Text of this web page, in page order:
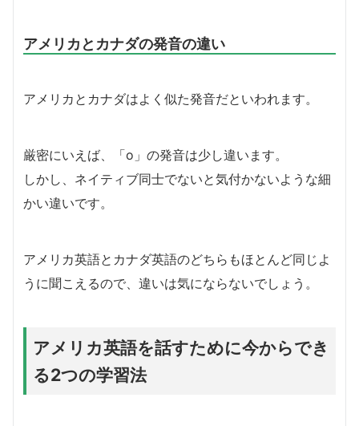
アメリカとカナダの発音の違い
アメリカとカナダはよく似た発音だといわれます。
厳密にいえば、「o」の発音は少し違います。
しかし、ネイティブ同士でないと気付かないような細
かい違いです。
アメリカ英語とカナダ英語のどちらもほとんど同じよ
うに聞こえるので、違いは気にならないでしょう。
アメリカ英語を話すために今からでき
る2つの学習法